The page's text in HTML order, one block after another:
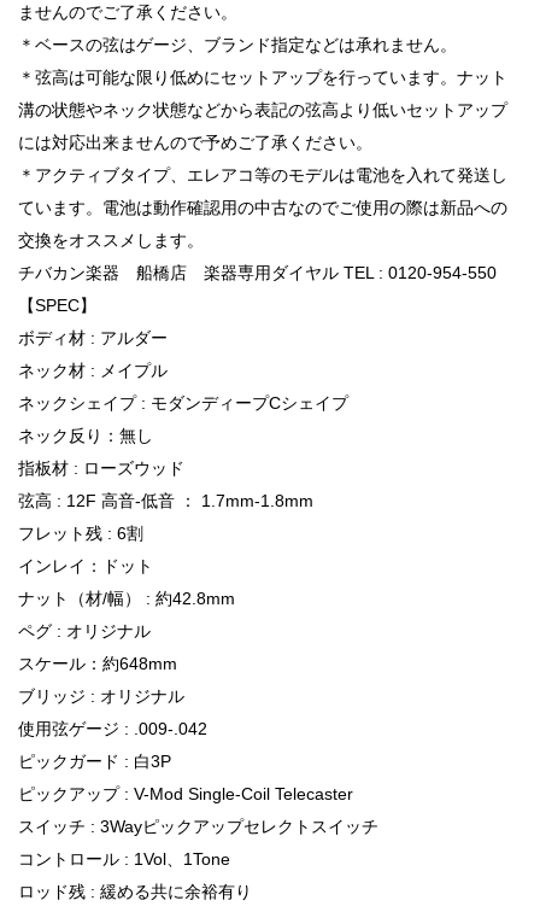
ませんのでご了承ください。
＊ベースの弦はゲージ、ブランド指定などは承れません。
＊弦高は可能な限り低めにセットアップを行っています。ナット
溝の状態やネック状態などから表記の弦高より低いセットアップ
には対応出来ませんので予めご了承ください。
＊アクティブタイプ、エレアコ等のモデルは電池を入れて発送し
ています。電池は動作確認用の中古なのでご使用の際は新品への
交換をオススメします。
チバカン楽器 船橋店 楽器専用ダイヤル TEL : 0120-954-550
【SPEC】
ボディ材 : アルダー
ネック材 : メイプル
ネックシェイプ : モダンディープCシェイプ
ネック反り：無し
指板材 : ローズウッド
弦高 : 12F 高音-低音 ： 1.7mm-1.8mm
フレット残 : 6割
インレイ：ドット
ナット（材/幅） : 約42.8mm
ペグ : オリジナル
スケール：約648mm
ブリッジ : オリジナル
使用弦ゲージ : .009-.042
ピックガード : 白3P
ピックアップ : V-Mod Single-Coil Telecaster
スイッチ : 3Wayピックアップセレクトスイッチ
コントロール : 1Vol、1Tone
ロッド残 : 緩める共に余裕有り